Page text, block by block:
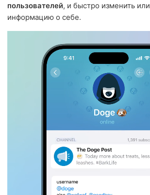
пользователей, и быстро изменить
информацию о себе.